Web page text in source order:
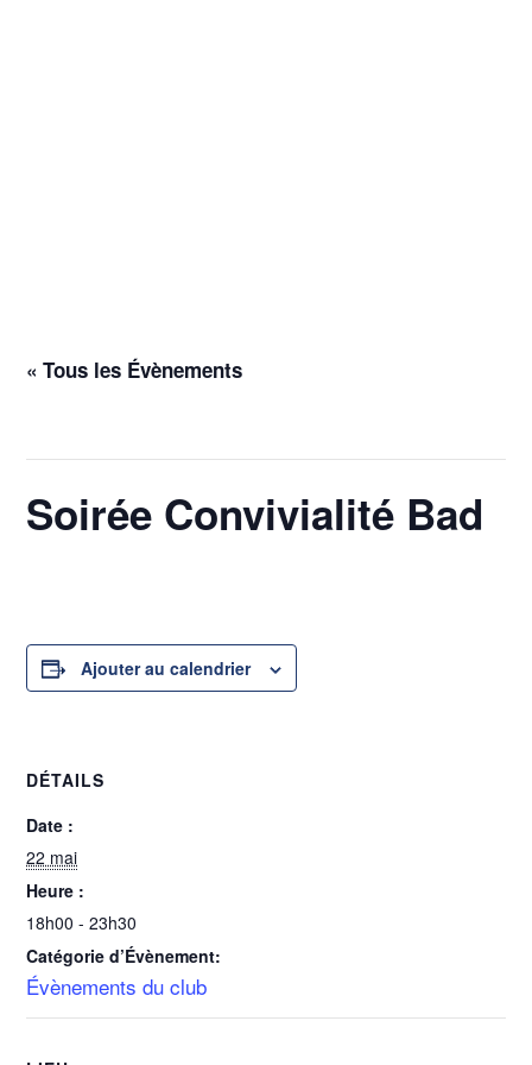
« Tous les Évènements
Soirée Convivialité Bad
Ajouter au calendrier
DÉTAILS
Date :
22 mai
Heure :
18h00 - 23h30
Catégorie d’Évènement:
Évènements du club